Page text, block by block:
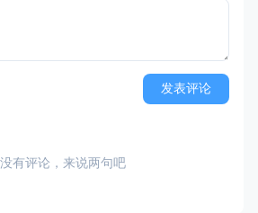
发表评论
有评论，来说两句吧